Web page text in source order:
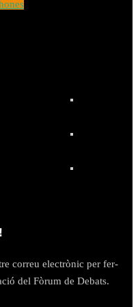
correu electrònic per fer-
del Fòrum de Debats.